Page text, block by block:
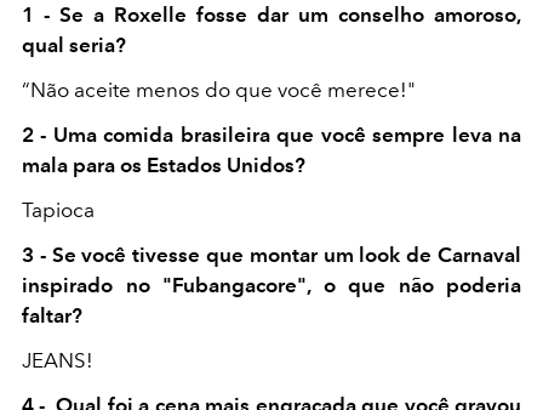
1 - Se a Roxelle fosse dar um conselho amoroso,
qual seria?
“Não aceite menos do que você merece!"
2 - Uma comida brasileira que você sempre leva na
mala para os Estados Unidos?
Tapioca
3 - Se você tivesse que montar um look de Carnaval
inspirado no "Fubangacore", o que não poderia
faltar?
JEANS!
4 - Qual foi a cena mais engraçada que você gravou